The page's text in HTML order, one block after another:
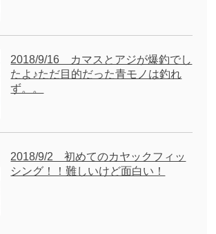
2018/9/16 カマスとアジが爆釣でし
たよ♪ただ目的だった青モノは釣れ
ず。。
2018/9/2 初めてのカヤックフィッ
シング！！難しいけど面白い！